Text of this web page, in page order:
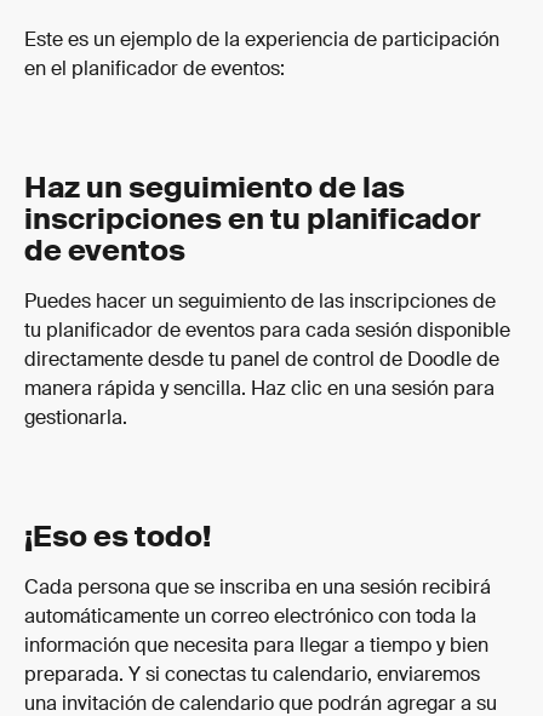
Este es un ejemplo de la experiencia de participación
en el planificador de eventos:
Haz un seguimiento de las
inscripciones en tu planificador
de eventos
Puedes hacer un seguimiento de las inscripciones de
tu planificador de eventos para cada sesión disponible
directamente desde tu panel de control de Doodle de
manera rápida y sencilla. Haz clic en una sesión para
gestionarla.
¡Eso es todo!
Cada persona que se inscriba en una sesión recibirá
automáticamente un correo electrónico con toda la
información que necesita para llegar a tiempo y bien
preparada. Y si conectas tu calendario, enviaremos
una invitación de calendario que podrán agregar a su